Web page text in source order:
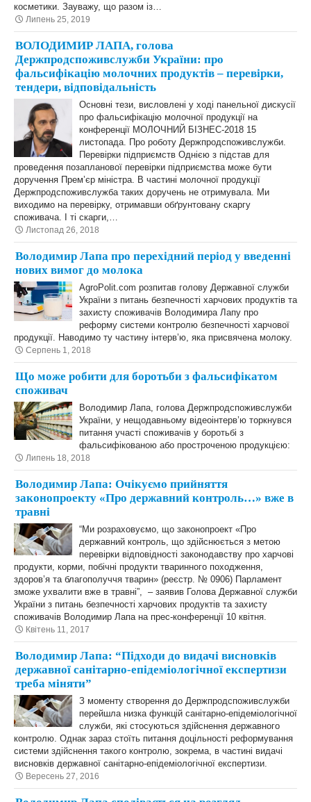
косметики. Зауважу, що разом із…
Липень 25, 2019
ВОЛОДИМИР ЛАПА, голова
Держпродспоживслужби України: про
фальсифікацію молочних продуктів – перевірки,
тендери, відповідальність
Основні тези, висловлені у ході панельної дискусії
про фальсифікацію молочної продукції на
конференції МОЛОЧНИЙ БІЗНЕС-2018 15
листопада. Про роботу Держпродспоживслужби.
Перевірки підприємств Однією з підстав для
проведення позапланової перевірки підприємства може бути
доручення Прем’єр міністра. В частині молочної продукції
Держпродспоживслужба таких доручень не отримувала. Ми
виходимо на перевірку, отримавши обґрунтовану скаргу
споживача. І ті скарги,…
Листопад 26, 2018
Володимир Лапа про перехідний період у введенні
нових вимог до молока
AgroPolit.com розпитав голову Державної служби
України з питань безпечності харчових продуктів та
захисту споживачів Володимира Лапу про
реформу системи контролю безпечності харчової
продукції. Наводимо ту частину інтерв’ю, яка присвячена молоку.
Серпень 1, 2018
Що може робити для боротьби з фальсифікатом
споживач
Володимир Лапа, голова Держпродспоживслужби
України, у нещодавньому відеоінтерв’ю торкнувся
питання участі споживачів у боротьбі з
фальсифікованою або простроченою продукцією:
Липень 18, 2018
Володимир Лапа: Очікуємо прийняття
законопроекту «Про державний контроль…» вже в
травні
“Ми розраховуємо, що законопроект «Про
державний контроль, що здійснюється з метою
перевірки відповідності законодавству про харчові
продукти, корми, побічні продукти тваринного походження,
здоров’я та благополуччя тварин» (реєстр. № 0906) Парламент
зможе ухвалити вже в травні”, – заявив Голова Державної служби
України з питань безпечності харчових продуктів та захисту
споживачів Володимир Лапа на прес-конференції 10 квітня.
Квітень 11, 2017
Володимир Лапа: “Підходи до видачі висновків
державної санітарно-епідеміологічної експертизи
треба міняти”
З моменту створення до Держпродспоживслужби
перейшла низка функцій санітарно-епідеміологічної
служби, які стосуються здійснення державного
контролю. Однак зараз стоїть питання доцільності реформування
системи здійснення такого контролю, зокрема, в частині видачі
висновків державної санітарно-епідеміологічної експертизи.
Вересень 27, 2016